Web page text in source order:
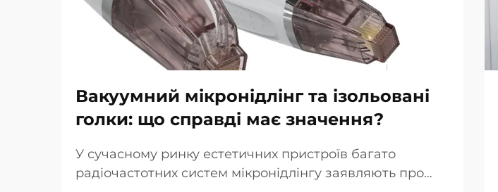
Вакуумний мікронідлінг та ізольовані
голки: що справді має значення?
У сучасному ринку естетичних пристроїв багато
радіочастотних систем мікронідлінгу заявляють про